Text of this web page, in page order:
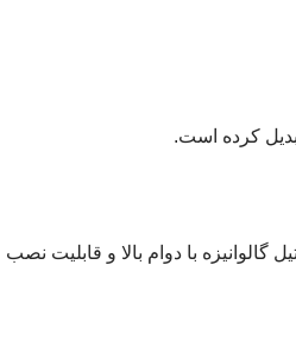
با دوام بالا و قابلیت نصب